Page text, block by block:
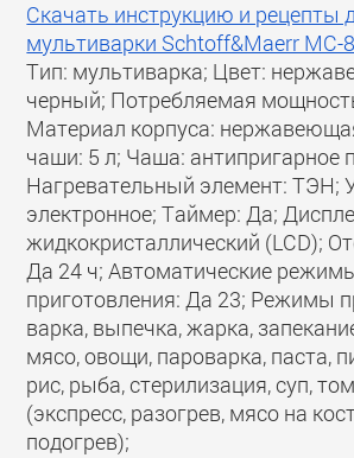
Скачать инструкцию и рецепты
мультиварки Schtoff&Maerr МС-
Тип: мультиварка; Цвет:
черный; Потребляемая
Материал корпуса:
чаши: 5 л; Чаша: антипригарное
Нагревательный элемент: ТЭН;
электронное; Таймер: Да;
жидкокристаллический (LCD);
Да 24 ч; Автоматические
приготовления: Да 23; Режимы
варка, выпечка, жарка,
мясо, овощи, пароварка, паста,
рис, рыба, стерилизация, суп,
(экспресс, разогрев, мясо на
подогрев);